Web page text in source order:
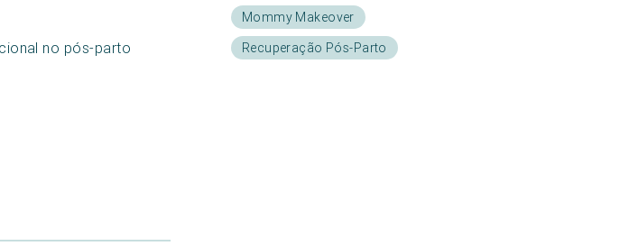
no pós-parto
Mommy Makeover
Recuperação Pós-Parto